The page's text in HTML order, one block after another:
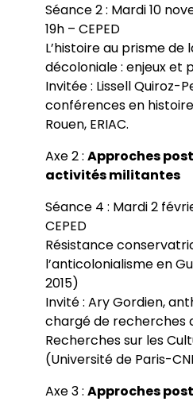
Séance 2 : Mardi 10
19h – CEPED
L’histoire au prisme de
décoloniale : enjeux et
Invitée : Lissell Quiroz-
conférences en
Rouen, ERIAC.
Axe 2 : Approches
activités militantes
Séance 4 : Mardi 2
CEPED
Résistance
l’anticolonialisme en
2015)
Invité : Ary Gordien,
chargé de recherches
Recherches sur les
(Université de Paris-
Axe 3 : Approches